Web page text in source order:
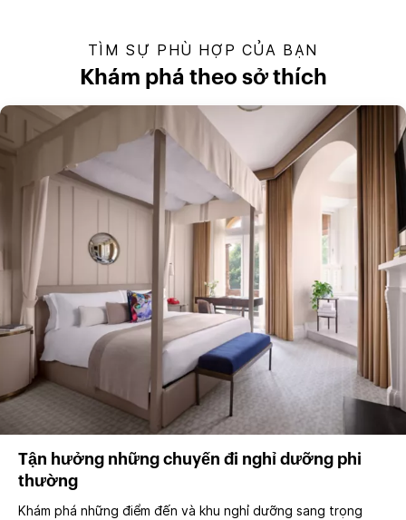
TÌM SỰ PHÙ HỢP CỦA BẠN
Khám phá theo sở thích
Tận hưởng những chuyến đi nghỉ dưỡng phi
thường
Khám phá những điểm đến và khu nghỉ dưỡng sang trọng